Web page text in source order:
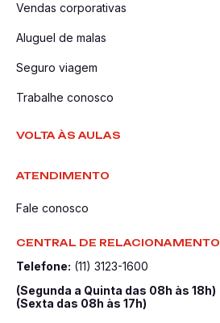
Vendas corporativas
Aluguel de malas
Seguro viagem
Trabalhe conosco
VOLTA ÀS AULAS
ATENDIMENTO
Fale conosco
CENTRAL DE RELACIONAMENTO
Telefone: (11) 3123-1600
(Segunda a Quinta das 08h às 18h)
(Sexta das 08h às 17h)